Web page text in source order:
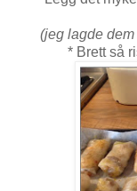
(jeg lagde
* Brett så